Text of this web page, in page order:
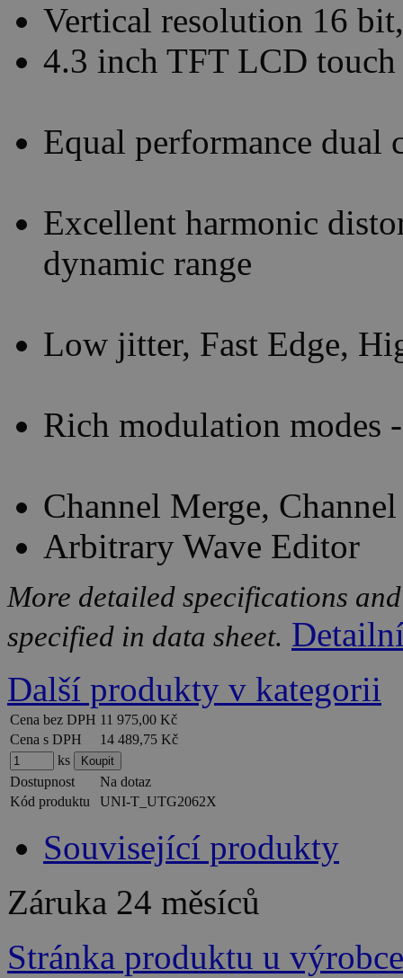
Vertical resolution 16
4.3 inch TFT LCD touch
Equal performance dual
Excellent harmonic
dynamic range
Low jitter, Fast Edge,
Rich modulation modes
Channel Merge,
Arbitrary Wave Editor
More detailed specifications
specified in data sheet.
Další produkty v kategorii
Cena bez DPH 11 975,00 Kč
Cena s DPH
14 489,75 Kč
ks
Dostupnost
Na dotaz
Kód produktu
UNI-T_UTG2062X
Související produkty
Záruka 24 měsíců
Stránka produktu u výrobce